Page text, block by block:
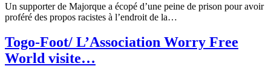
Un supporter de Majorque a écopé d’une peine de prison pour avoir
proféré des propos racistes à l’endroit de la…
Togo-Foot/ L’Association Worry Free
World visite…